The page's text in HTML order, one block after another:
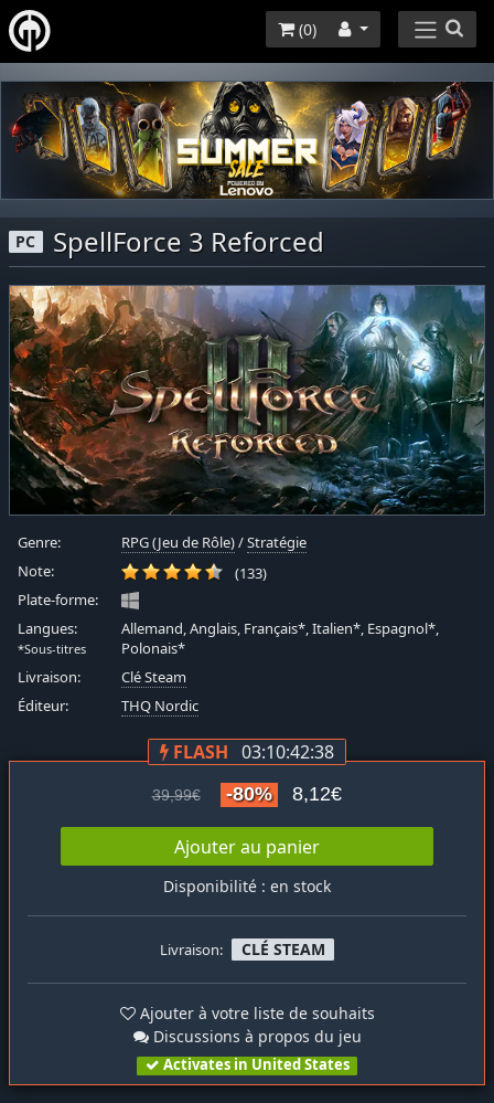
(0)
PC SpellForce 3 Reforced
Genre: RPG (Jeu de Rôle)/Stratégie
Note:
(133)
Plate-forme:
Langues:
*Sous-titres
Allemand, Anglais, Français*, Italien*, Espagnol*,
Polonais*
Livraison:
Clé Steam
Éditeur:
THQ Nordic
FLASH 03:10:42:38
39,99€ -80% 8,12€
Ajouter au panier
Disponibilité : en stock
Livraison: CLÉ STEAM
Ajouter à votre liste de souhaits
Discussions à propos du jeu
Activates in United States